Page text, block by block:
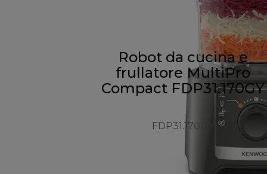
Robot da cucina e
frullatore MultiPro
Compact FDP31.170GY
FDP31.170GY